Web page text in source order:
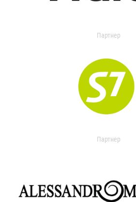
Партнер
Партнер